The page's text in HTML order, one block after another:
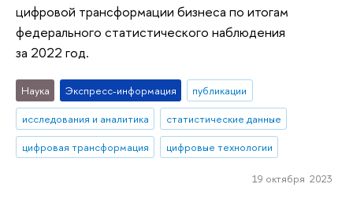
цифровой трансформации бизнеса по итогам
федерального статистического наблюдения
за 2022 год.
Наука Экспресс-информация
публикации
исследования и аналитика
статистические данные
цифровая трансформация
цифровые технологии
19 октября 2023